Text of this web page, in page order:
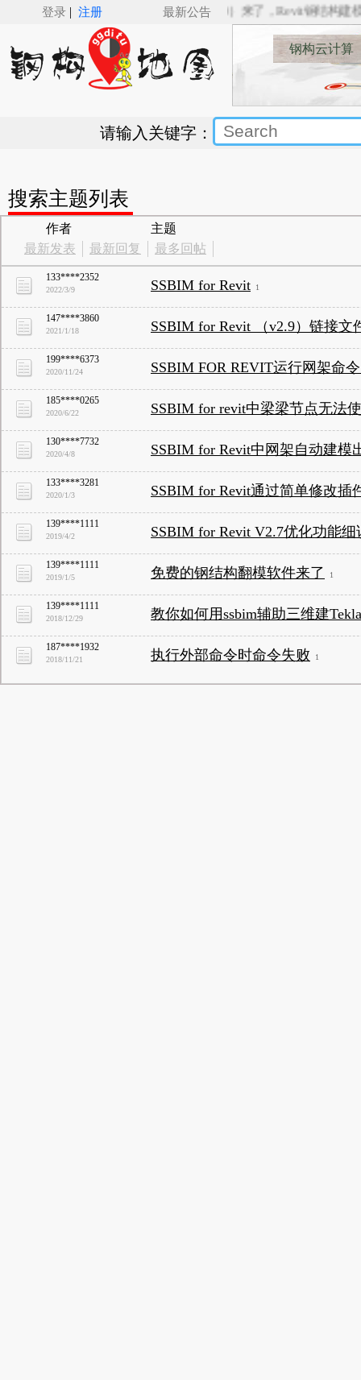
登录 | 注册 最新公告
🚅🚋🚋🚋🚋___SSBIM for Revit（v5.0）来了，Revit钢结构建模
钢构云计算
请输入关键字：
搜索主题列表
作者
主题
最新发表
最新回复 最多回帖
133****2352
2022/3/9 SSBIM for Revit 1
147****3860
2021/1/18 SSBIM for Revit （v2.9）链接文
199****6373
2020/11/24 SSBIM FOR REVIT运行网架命
185****0265
2020/6/22 SSBIM for revit中梁梁节点无法
130****7732
2020/4/8 SSBIM for Revit中网架自动建模
133****3281
2020/1/3 SSBIM for Revit通过简单修改
139****1111
2019/4/2 SSBIM for Revit V2.7优化功能细
139****1111
2019/1/5 免费的钢结构翻模软件来了 1
139****1111
2018/12/29 教你如何用ssbim辅助三维建
187****1932
2018/11/21 执行外部命令时命令失败 1